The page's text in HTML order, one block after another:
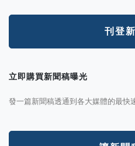
刊登
立即購買新聞稿曝光
發一篇新聞稿透通到各大媒體的最快